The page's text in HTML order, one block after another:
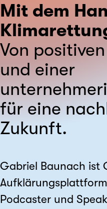
Mit dem
Von
und einer
für eine
Zukunft.
Gabriel Baunach ist
Podcaster und